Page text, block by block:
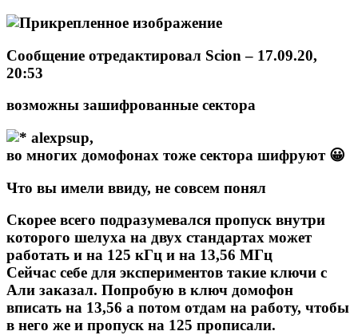
Сообщение отредактировал Scion – 17.09.20,
20:53
возможны зашифрованные сектора
alexpsup,
во многих домофонах тоже сектора шифруют 😀
Что вы имели ввиду, не совсем понял
Скорее всего подразумевался пропуск внутри
которого шелуха на двух стандартах может
работать и на 125 кГц и на 13,56 МГц
Сейчас себе для экспериментов такие ключи с
Али заказал. Попробую в ключ домофон
вписать на 13,56 а потом отдам на работу, чтобы
в него же и пропуск на 125 прописали.